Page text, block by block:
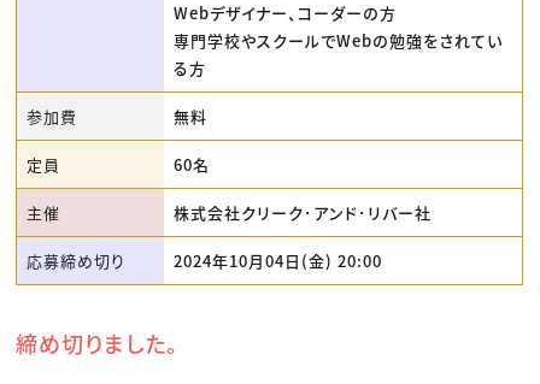
Webデザイナー、コーダーの方
専門学校やスクールでWebの勉強をされてい
る方
参加費 無料
定員 60名
主催 株式会社クリーク･アンド･リバー社
応募締め切り 2024年10月04日(金) 20:00
締め切りました。